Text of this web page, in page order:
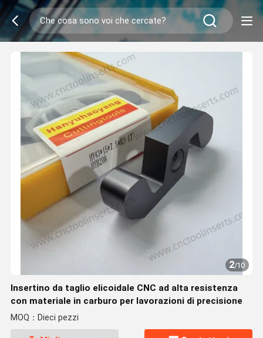
2/10
Insertino da taglio elicoidale CNC ad alta resistenza
con materiale in carburo per lavorazioni di precisione
MOQ：Dieci pezzi